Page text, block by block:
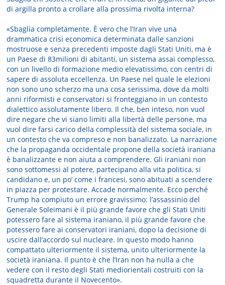
di argilla pronto a crollare alla prossima rivolta interna?
«Sbaglia completamente. È vero che l’Iran vive una
drammatica crisi economica determinata dalle sanzioni
mostruose e senza precedenti imposte dagli Stati Uniti, ma è
un Paese di 83milioni di abitanti, un sistema assai complesso,
con un livello di formazione medio elevatissimo, con centri di
sapere di assoluta eccellenza. Un Paese nel quale le elezioni
non sono uno scherzo ma una cosa serissima, dove da molti
anni riformisti e conservatori si fronteggiano in un contesto
dialettico assolutamente libero. Il che, ben inteso, non vuol
dire negare che vi siano limiti alla libertà delle persone, ma
vuol dire farsi carico della complessità del sistema sociale, in
un contesto che va compreso e non banalizzato. La narrazione
che la propaganda occidentale propone della società iraniana
è banalizzante e non aiuta a comprendere. Gli iraniani non
sono sottomessi al potere, partecipano alla vita politica, si
candidano e, un po’ come i francesi, sono abituati a scendere
in piazza per protestare. Accade normalmente. Ecco perché
Trump ha compiuto un errore gravissimo: l’assassinio del
Generale Soleimani è il più grande favore che gli Stati Uniti
potessero fare al sistema iraniano, il più grande favore che
potessero fare ai conservatori iraniani, dopo la decisione di
uscire dall’accordo sul nucleare. In questo modo hanno
compattato ulteriormente il sistema, unito ulteriormente la
società iraniana. Il punto è che l’Iran non ha nulla a che
vedere con il resto degli Stati mediorientali costruiti con la
squadretta durante il Novecento».